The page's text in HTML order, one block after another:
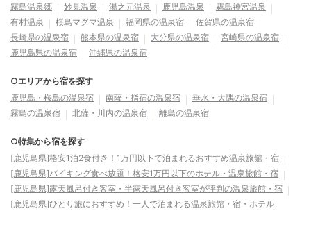
霧島温泉郷
妙見温泉 湯之元温泉 鹿児島温泉
霧島神宮温泉
有村温泉
桜島マグマ温泉 福岡県の温泉宿
佐賀県の温泉宿
長崎県の温泉宿
熊本県の温泉宿 大分県の温泉宿
宮崎県の温泉宿
鹿児島県の温泉宿
沖縄県の温泉宿
○エリアから宿を探す
鹿児島・桜島の温泉宿
南薩・指宿の温泉宿
垂水・大隅の温泉宿
霧島の温泉宿
北薩・川内の温泉宿 離島の温泉宿
○特集から宿を探す
[鹿児島県]格安1泊2食付き！1万円以下で泊まれるおすすめ温泉旅館・宿
[鹿児島県]バイキング食べ放題！格安1万円以下のホテル・温泉旅館・宿
[鹿児島県]露天風呂付き客室・半露天風呂付き客室が評判の温泉旅館・宿
[鹿児島県]ひとり旅におすすめ！一人で泊まれる温泉旅館・宿・ホテル